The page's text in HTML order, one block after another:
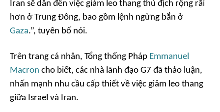
Iran sẽ dẫn đến việc giảm leo thang thù địch rộng rãi
hơn ở Trung Đông, bao gồm lệnh ngừng bắn ở
Gaza.”, tuyên bố nói.
Trên trang cá nhân, Tổng thống Pháp Emmanuel
Macron cho biết, các nhà lãnh đạo G7 đã thảo luận,
nhấn mạnh nhu cầu cấp thiết về việc giảm leo thang
giữa Israel và Iran.